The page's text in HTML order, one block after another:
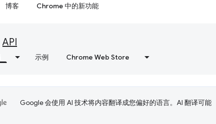
博客 Chrome 中的新功能
API
示例 Chrome Web Store
Google 会使用 AI 技术将内容翻译成您偏好的语言。AI 翻译可能